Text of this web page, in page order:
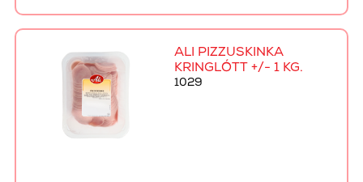
ALI PIZZUSKINKA
KRINGLÓTT +/- 1 KG.
1029